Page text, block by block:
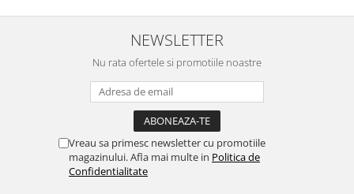
NEWSLETTER
Nu rata ofertele si promotiile noastre
Vreau sa primesc newsletter cu promotiile
magazinului. Afla mai multe in Politica de
Confidentialitate